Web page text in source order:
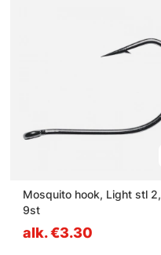
Mosquito hook, Light stl 2,
9st
alk. €3.30